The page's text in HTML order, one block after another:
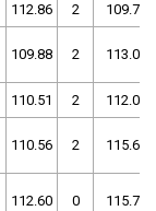
112.86 2 109.75
109.88 2 113.03
110.51 2 112.02
110.56 2 115.63
112.60 0 115.73